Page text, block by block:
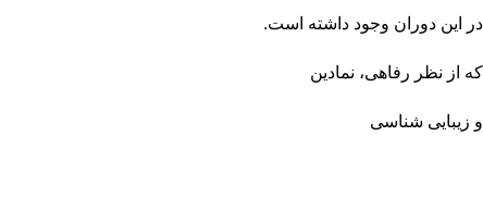
در این دوران وجود داشته است.
که از نظر رفاهی، نمادین
و زیبایی شناسی